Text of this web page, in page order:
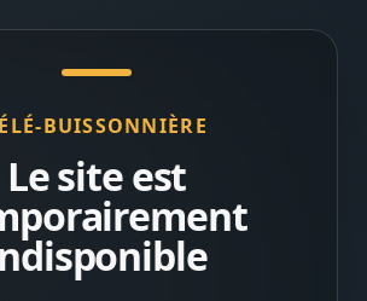
BUISSONNIÈRE
Le site est